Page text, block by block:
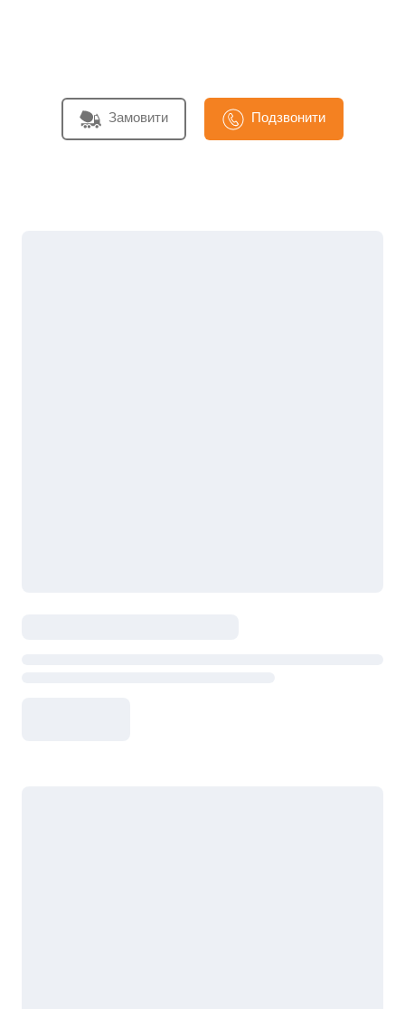
Замовити Подзвонити